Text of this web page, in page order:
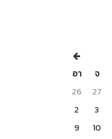
อา
จ
26
27
2
3
9
10